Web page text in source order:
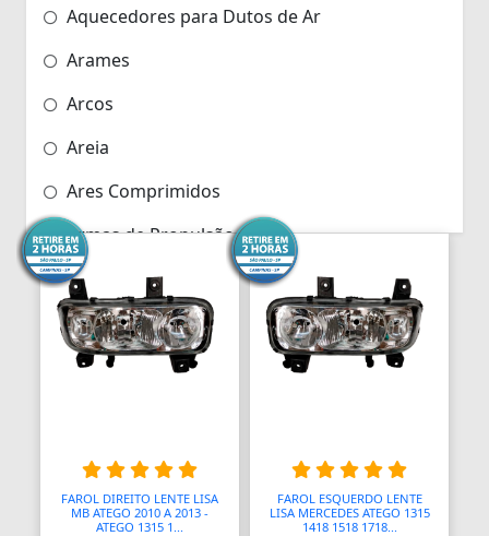
Aquecedores para Dutos de Ar
Arames
Arcos
Areia
Ares Comprimidos
Armas de Propulsão
Armações
Aros
Aros
Assento Sanitário
FAROL DIREITO LENTE LISA
MB ATEGO 2010 A 2013 -
ATEGO 1315 1...
FAROL ESQUERDO LENTE
LISA MERCEDES ATEGO 1315
1418 1518 1718...